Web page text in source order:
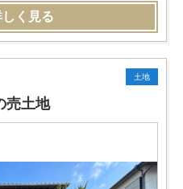
く見る
土地
売土地